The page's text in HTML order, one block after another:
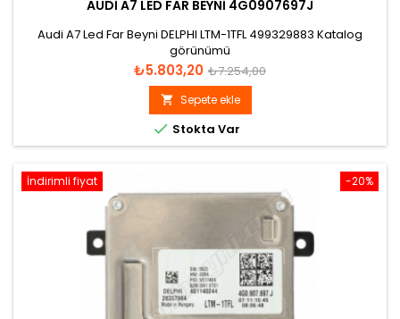
AUDI A7 LED FAR BEYNI 4G0907697J
Audi A7 Led Far Beyni DELPHI LTM-1TFL 499329883 Katalog
görünümü
Fiyat
₺5.803,20 Normal
fiyat
₺7.254,00
 Sepete ekle
 Stokta Var
-20%
İndirimli fiyat